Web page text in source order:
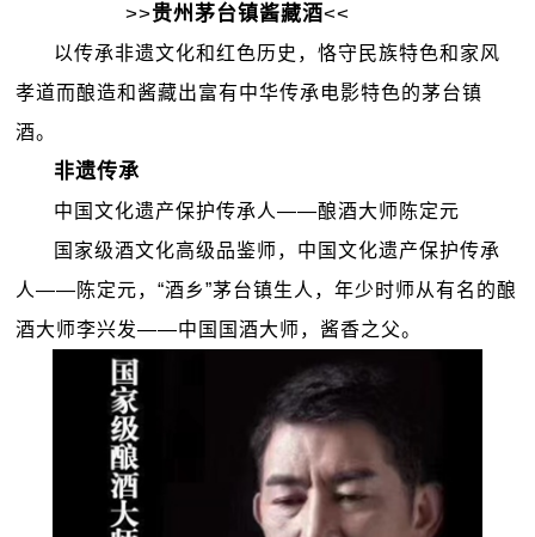
>>贵州茅台镇酱藏酒<<
以传承非遗文化和红色历史，恪守民族特色和家风
孝道而酿造和酱藏出富有中华传承电影特色的茅台镇
酒。
非遗传承
中国文化遗产保护传承人——酿酒大师陈定元
国家级酒文化高级品鉴师，中国文化遗产保护传承
人——陈定元，“酒乡”茅台镇生人，年少时师从有名的酿
酒大师李兴发——中国国酒大师，酱香之父。